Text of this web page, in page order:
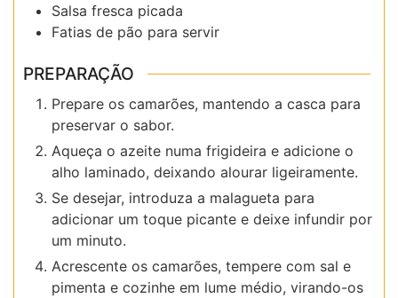
Salsa fresca picada
Fatias de pão para servir
PREPARAÇÃO
Prepare os camarões, mantendo a casca para
preservar o sabor.
Aqueça o azeite numa frigideira e adicione o
alho laminado, deixando alourar ligeiramente.
Se desejar, introduza a malagueta para
adicionar um toque picante e deixe infundir por
um minuto.
Acrescente os camarões, tempere com sal e
pimenta e cozinhe em lume médio, virando-os